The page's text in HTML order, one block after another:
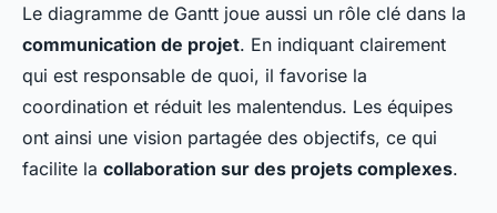
Le diagramme de Gantt joue aussi un rôle clé dans la
communication de projet. En indiquant clairement
qui est responsable de quoi, il favorise la
coordination et réduit les malentendus. Les équipes
ont ainsi une vision partagée des objectifs, ce qui
facilite la collaboration sur des projets complexes.